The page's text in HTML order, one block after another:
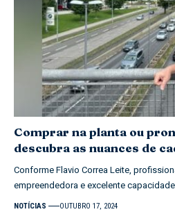
Comprar na planta ou
descubra as nuances de
Conforme Flavio Correa Leite,
empreendedora e excelente
NOTÍCIAS OUTUBRO 17, 2024